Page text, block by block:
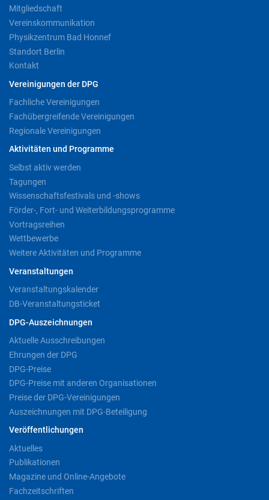
Mitgliedschaft
Vereinskommunikation
Physikzentrum Bad Honnef
Standort Berlin
Kontakt
Vereinigungen der DPG
Fachliche Vereinigungen
Fachübergreifende Vereinigungen
Regionale Vereinigungen
Aktivitäten und Programme
Selbst aktiv werden
Tagungen
Wissenschaftsfestivals und -shows
Förder-, Fort- und Weiterbildungsprogramme
Vortragsreihen
Wettbewerbe
Weitere Aktivitäten und Programme
Veranstaltungen
Veranstaltungskalender
DB-Veranstaltungsticket
DPG-Auszeichnungen
Aktuelle Ausschreibungen
Ehrungen der DPG
DPG-Preise
DPG-Preise mit anderen Organisationen
Preise der DPG-Vereinigungen
Auszeichnungen mit DPG-Beteiligung
Veröffentlichungen
Aktuelles
Publikationen
Magazine und Online-Angebote
Fachzeitschriften